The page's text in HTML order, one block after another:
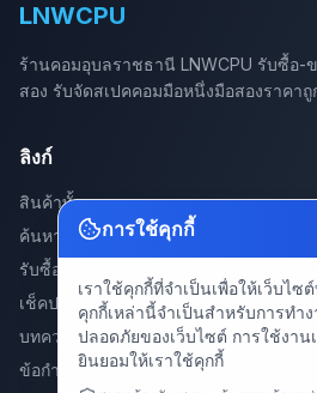
LNWCPU
ร้านคอมอุบลราชธานี LNWCPU รับซื้อ-
สอง รับจัดสเปคคอมมือหนึ่งมือสองราคาถู
ลิงก์
สินค้าทั้งหมด
ค้นหา
รับซื้อสินค้า
เช็คประกันสินค้า
บทความ
ข้อกำหนดการใช้งาน
การใช้คุกกี้
เราใช้คุกกี้ที่จำเป็นเพื่อให้เว็บไซ
คุกกี้เหล่านี้จำเป็นสำหรับการทำ
ปลอดภัยของเว็บไซต์ การใช้งา
ยินยอมให้เราใช้คุกกี้